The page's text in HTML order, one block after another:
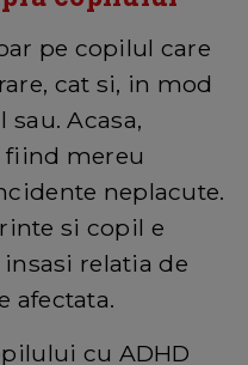
pe copilul care
cat si, in mod
Acasa,
fiind mereu
neplacute.
si copil e
relatia de
afectata.
cu ADHD